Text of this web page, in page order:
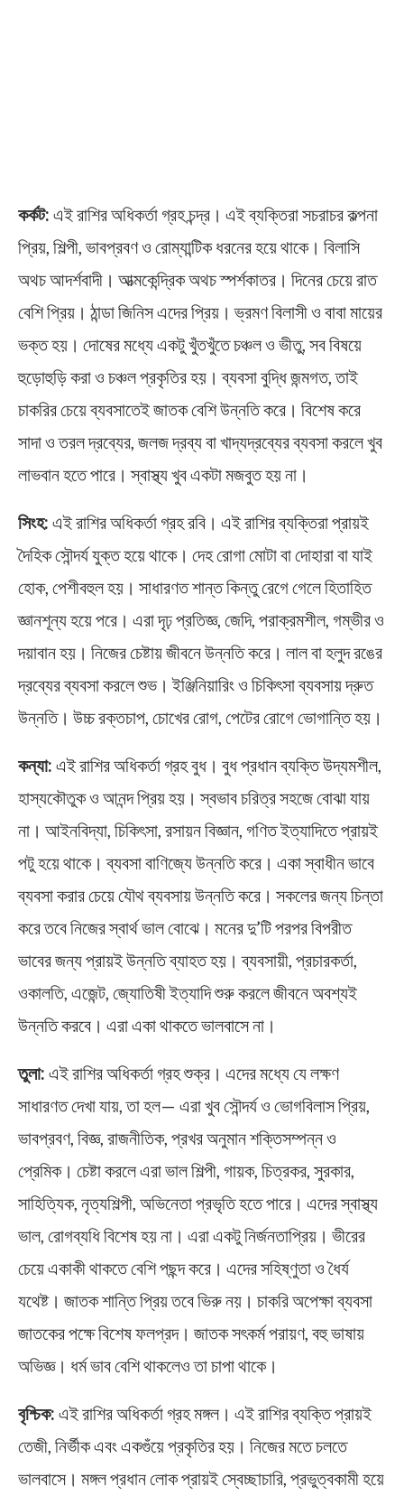
কর্কট: এই রাশির অধিকর্তা গ্রহ চন্দ্র। এই ব্যক্তিরা সচরাচর কল্পনা
প্রিয়, শিল্পী, ভাবপ্রবণ ও রোম্যান্টিক ধরনের হয়ে থাকে। বিলাসি
অথচ আদর্শবাদী। আত্মকেন্দ্রিক অথচ স্পর্শকাতর। দিনের চেয়ে রাত
বেশি প্রিয়। ঠান্ডা জিনিস এদের প্রিয়। ভ্রমণ বিলাসী ও বাবা মায়ের
ভক্ত হয়। দোষের মধ্যে একটু খুঁতখুঁতে চঞ্চল ও ভীতু, সব বিষয়ে
হুড়োহুড়ি করা ও চঞ্চল প্রকৃতির হয়। ব্যবসা বুদ্ধি জন্মগত, তাই
চাকরির চেয়ে ব্যবসাতেই জাতক বেশি উন্নতি করে। বিশেষ করে
সাদা ও তরল দ্রব্যের, জলজ দ্রব্য বা খাদ্যদ্রব্যের ব্যবসা করলে খুব
লাভবান হতে পারে। স্বাস্থ্য খুব একটা মজবুত হয় না।
সিংহ: এই রাশির অধিকর্তা গ্রহ রবি। এই রাশির ব্যক্তিরা প্রায়ই
দৈহিক সৌন্দর্য যুক্ত হয়ে থাকে। দেহ রোগা মোটা বা দোহারা বা যাই
হোক, পেশীবহুল হয়। সাধারণত শান্ত কিন্তু রেগে গেলে হিতাহিত
জ্ঞানশূন্য হয়ে পরে। এরা দৃঢ় প্রতিজ্ঞ, জেদি, পরাক্রমশীল, গম্ভীর ও
দয়াবান হয়। নিজের চেষ্টায় জীবনে উন্নতি করে। লাল বা হলুদ রঙের
দ্রব্যের ব্যবসা করলে শুভ। ইঞ্জিনিয়ারিং ও চিকিৎসা ব্যবসায় দ্রুত
উন্নতি। উচ্চ রক্তচাপ, চোখের রোগ, পেটের রোগে ভোগান্তি হয়।
কন্যা: এই রাশির অধিকর্তা গ্রহ বুধ। বুধ প্রধান ব্যক্তি উদ্যমশীল,
হাস্যকৌতুক ও আনন্দ প্রিয় হয়। স্বভাব চরিত্র সহজে বোঝা যায়
না। আইনবিদ্যা, চিকিৎসা, রসায়ন বিজ্ঞান, গণিত ইত্যাদিতে প্রায়ই
পটু হয়ে থাকে। ব্যবসা বাণিজ্যে উন্নতি করে। একা স্বাধীন ভাবে
ব্যবসা করার চেয়ে যৌথ ব্যবসায় উন্নতি করে। সকলের জন্য চিন্তা
করে তবে নিজের স্বার্থ ভাল বোঝে। মনের দু’টি পরপর বিপরীত
ভাবের জন্য প্রায়ই উন্নতি ব্যাহত হয়। ব্যবসায়ী, প্রচারকর্তা,
ওকালতি, এজেন্ট, জ্যোতিষী ইত্যাদি শুরু করলে জীবনে অবশ্যই
উন্নতি করবে। এরা একা থাকতে ভালবাসে না।
তুলা: এই রাশির অধিকর্তা গ্রহ শুক্র। এদের মধ্যে যে লক্ষণ
সাধারণত দেখা যায়, তা হল— এরা খুব সৌন্দর্য ও ভোগবিলাস প্রিয়,
ভাবপ্রবণ, বিজ্ঞ, রাজনীতিক, প্রখর অনুমান শক্তিসম্পন্ন ও
প্রেমিক। চেষ্টা করলে এরা ভাল শিল্পী, গায়ক, চিত্রকর, সুরকার,
সাহিত্যিক, নৃত্যশিল্পী, অভিনেতা প্রভৃতি হতে পারে। এদের স্বাস্থ্য
ভাল, রোগব্যধি বিশেষ হয় না। এরা একটু নির্জনতাপ্রিয়। ভীরের
চেয়ে একাকী থাকতে বেশি পছন্দ করে। এদের সহিষ্ণুতা ও ধৈর্য
যথেষ্ট। জাতক শান্তি প্রিয় তবে ভিরু নয়। চাকরি অপেক্ষা ব্যবসা
জাতকের পক্ষে বিশেষ ফলপ্রদ। জাতক সৎকর্ম পরায়ণ, বহু ভাষায়
অভিজ্ঞ। ধর্ম ভাব বেশি থাকলেও তা চাপা থাকে।
বৃশ্চিক: এই রাশির অধিকর্তা গ্রহ মঙ্গল। এই রাশির ব্যক্তি প্রায়ই
তেজী, নির্ভীক এবং একগুঁয়ে প্রকৃতির হয়। নিজের মতে চলতে
ভালবাসে। মঙ্গল প্রধান লোক প্রায়ই স্বেচ্ছাচারি, প্রভুত্বকামী হয়ে